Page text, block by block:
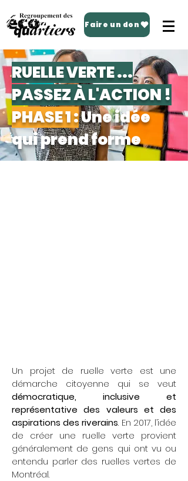
Faire un don
RUELLE VERTE ...
PASSEZ À L'ACTION !
PHASE 1 :Une idée
qui prend forme
Un projet de ruelle verte est une
démarche citoyenne qui se veut
démocratique, inclusive et
représentative des valeurs et des
aspirations des riverains. En 2017, l’idée
de créer une ruelle verte provient
généralement de gens qui ont vu ou
entendu parler des ruelles vertes de
Montréal.